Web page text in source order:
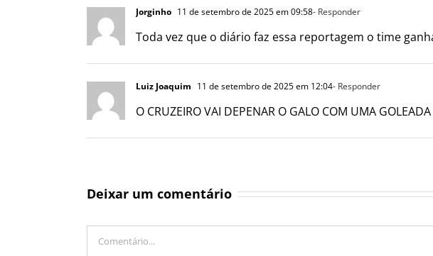
Jorginho 11 de setembro de 2025 em 09:58- Responder
Toda vez que o diário faz essa reportagem o time
Luiz Joaquim 11 de setembro de 2025 em 12:04- Responder
O CRUZEIRO VAI DEPENAR O GALO COM UMA
Deixar um comentário